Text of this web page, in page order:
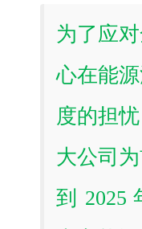
为了应
心在能
度的担
大公司
到 2025